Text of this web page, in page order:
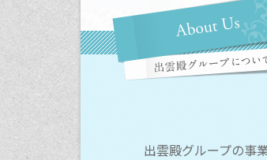
出雲殿グループの事